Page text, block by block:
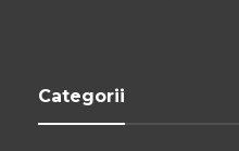
Categorii